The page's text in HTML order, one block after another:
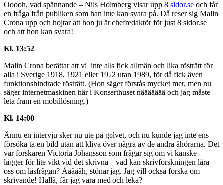
Ooooh, vad spännande – Nils Holmberg visar upp 8 sidor.se och får
en fråga från publiken som han inte kan svara på. Då reser sig Malin
Crona upp och hojtar att hon ju är chefredaktör för just 8 sidor.se
och att hon kan svara!
Kl. 13:52
Malin Crona berättar att vi inte alls fick allmän och lika rösträtt för
alla i Sverige 1918, 1921 eller 1922 utan 1989, för då fick även
funktionshindrade rösträtt. (Hon säger förstås mycket mer, men nu
säger internetmaskinen här i Konserthuset näääääää och jag måste
leta fram en mobillösning.)
Kl. 14:00
Ännu en intervju sker nu ute på golvet, och nu kunde jag inte ens
försöka ta en bild utan att kliva över några av de andra åhörarna. Det
var forskaren Victoria Johansson som frågar sig om vi kanske
lägger för lite vikt vid det skrivna – vad kan skrivforskningen lära
oss om läsfrågan? Åååååh, stönar jag. Jag vill också forska om
skrivande! Hallå, får jag vara med och leka?